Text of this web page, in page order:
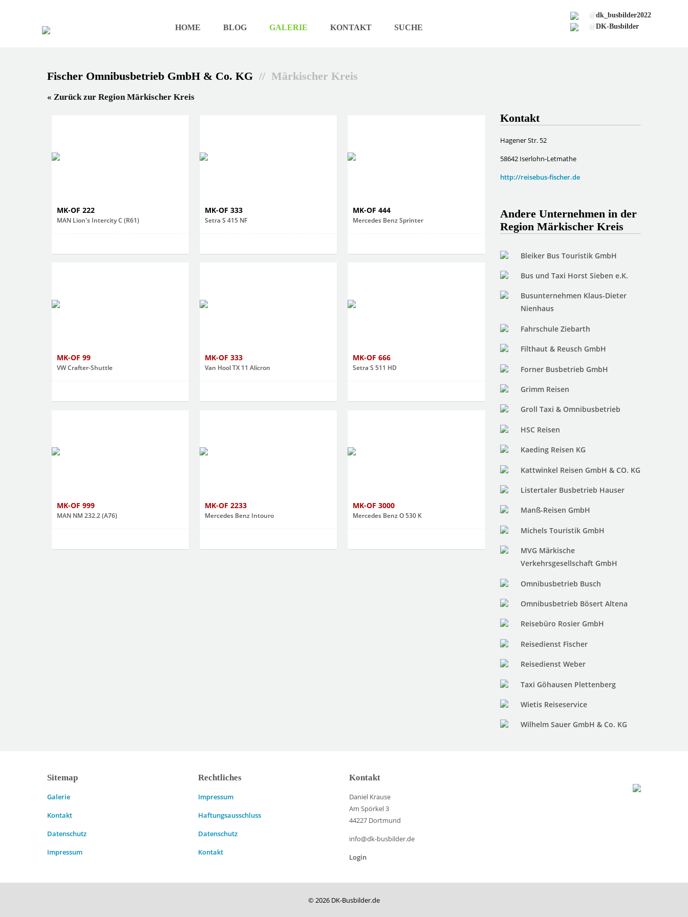
HOME BLOG GALERIE KONTAKT SUCHE
@dk_busbilder2022
@DK-Busbilder
Fischer Omnibusbetrieb GmbH & Co. KG // Märkischer Kreis
« Zurück zur Region Märkischer Kreis
MK-OF 222
MAN Lion's Intercity C (R61)
MK-OF 333
Setra S 415 NF
MK-OF 444
Mercedes Benz Sprinter
MK-OF 99
VW Crafter-Shuttle
MK-OF 333
Van Hool TX 11 Alicron
MK-OF 666
Setra S 511 HD
MK-OF 999
MAN NM 232.2 (A76)
MK-OF 2233
Mercedes Benz Intouro
MK-OF 3000
Mercedes Benz O 530 K
Kontakt
Hagener Str. 52
58642 Iserlohn-Letmathe
http://reisebus-fischer.de
Andere Unternehmen in der
Region Märkischer Kreis
Bleiker Bus Touristik GmbH
Bus und Taxi Horst Sieben e.K.
Busunternehmen Klaus-Dieter
Nienhaus
Fahrschule Ziebarth
Filthaut & Reusch GmbH
Forner Busbetrieb GmbH
Grimm Reisen
Groll Taxi & Omnibusbetrieb
HSC Reisen
Kaeding Reisen KG
Kattwinkel Reisen GmbH & CO. KG
Listertaler Busbetrieb Hauser
Manß-Reisen GmbH
Michels Touristik GmbH
MVG Märkische
Verkehrsgesellschaft GmbH
Omnibusbetrieb Busch
Omnibusbetrieb Bösert Altena
Reisebüro Rosier GmbH
Reisedienst Fischer
Reisedienst Weber
Taxi Göhausen Plettenberg
Wietis Reiseservice
Wilhelm Sauer GmbH & Co. KG
Sitemap
Galerie
Kontakt
Datenschutz
Impressum
Rechtliches
Impressum
Haftungsausschluss
Datenschutz
Kontakt
Kontakt
Daniel Krause
Am Spörkel 3
44227 Dortmund
info@dk-busbilder.de
Login
© 2026 DK-Busbilder.de